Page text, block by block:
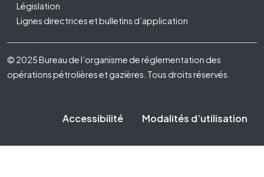
Législation
Lignes directrices et bulletins d’application
Footer Fifth
© 2025 Bureau de l’organisme de réglementation des
opérations pétrolières et gazières. Tous droits réservés.
Accessibilité Modalités d’utilisation